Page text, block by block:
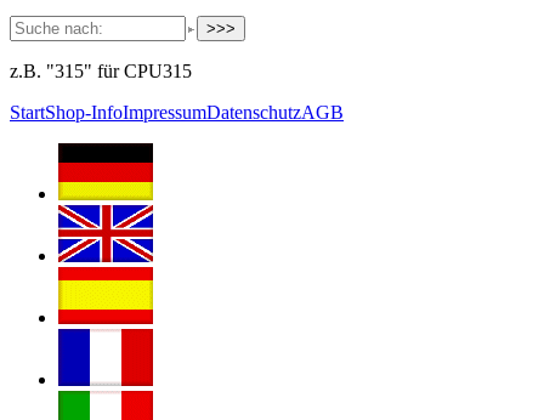
>>>
z.B. "315" für CPU315
StartShop-InfoImpressumDatenschutzAGB